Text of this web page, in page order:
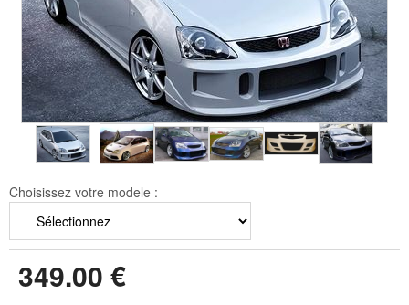
Choisissez votre modele :
349.00 €